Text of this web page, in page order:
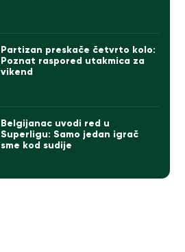
Partizan preskače četvrto kolo:
Poznat raspored utakmica za
vikend
Belgijanac uvodi red u
Superligu: Samo jedan igrač
sme kod sudije